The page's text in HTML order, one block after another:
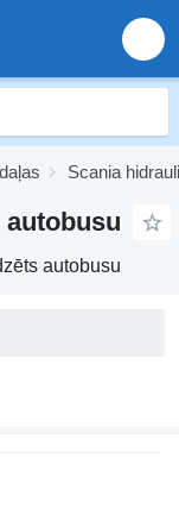
Scania
autobusu